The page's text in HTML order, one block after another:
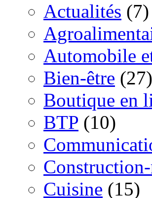
Actualités (7)
Automobile
Bien-être (27)
Boutique en
BTP (10)
Cuisine (15)